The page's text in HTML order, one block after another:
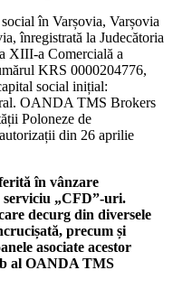
în Varșovia, Varșovia
înregistrată la Judecătoria
XIII-a Comercială a
KRS 0000204776,
social inițial:
OANDA TMS Brokers
Poloneze de
din 26 aprilie
în vânzare
„CFD”-uri.
decurg din diversele
precum și
asociate acestor
al OANDA TMS